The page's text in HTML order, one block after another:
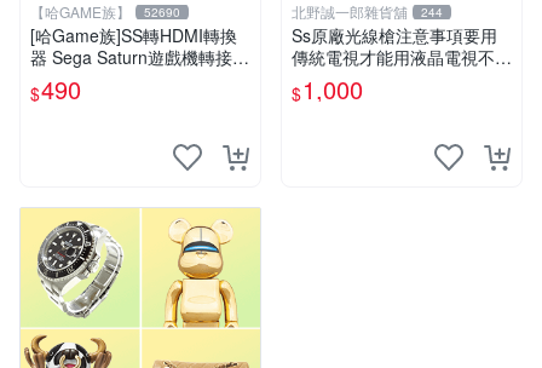
【哈GAME族】 52690
[哈Game族]SS轉HDMI轉換
器 Sega Saturn遊戲機轉接器
720P/1080P可切換 含5V電
源USB線
$490
北野誠一郎雜貨舖 244
Ss原廠光線槍注意事項要用
傳統電視才能用液晶電視不能
玩
$1,000